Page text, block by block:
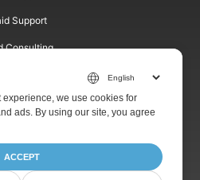
Support
Consulting
Websites
we use cookies for
ads. By using our site, you agree
ACCEPT